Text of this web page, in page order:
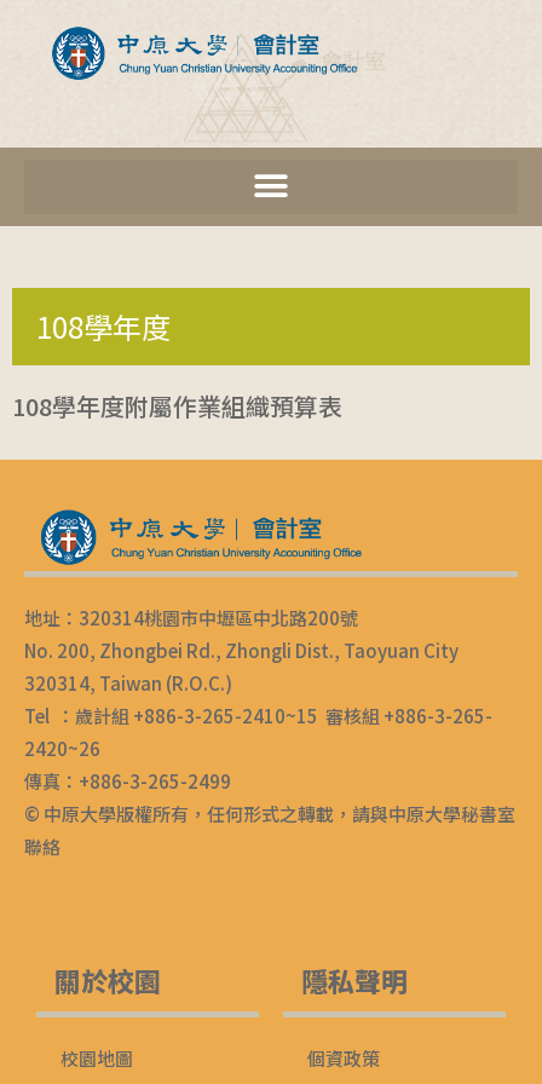
108學年度
108學年度附屬作業組織預算表
地址：320314桃園市中壢區中北路200號
No. 200, Zhongbei Rd., Zhongli Dist., Taoyuan City
320314, Taiwan (R.O.C.)
Tel ：歲計組 +886-3-265-2410~15 審核組 +886-3-265-
2420~26
傳真：+886-3-265-2499
© 中原大學版權所有，任何形式之轉載，請與中原大學秘書室
聯絡
關於校園
校園地圖
隱私聲明
個資政策